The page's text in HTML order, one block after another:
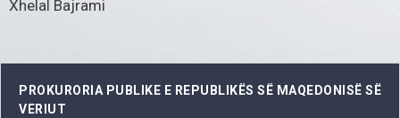
Xhelal Bajrami
PROKURORIA PUBLIKE E REPUBLIKËS SË MAQEDONISË SË
VERIUT